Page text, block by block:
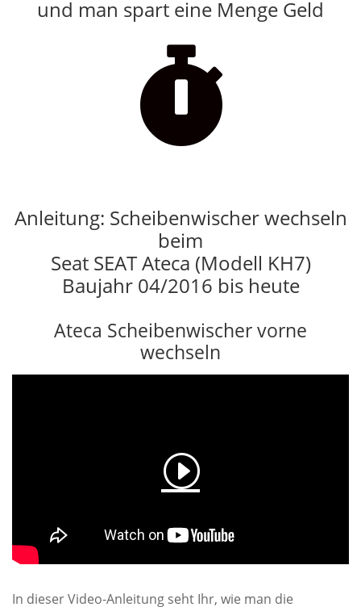
und man spart eine Menge Geld

Anleitung: Scheibenwischer wechseln
beim
Seat SEAT Ateca (Modell KH7)
Baujahr 04/2016 bis heute
Ateca Scheibenwischer vorne
wechseln
In dieser Video-Anleitung seht Ihr, wie man die